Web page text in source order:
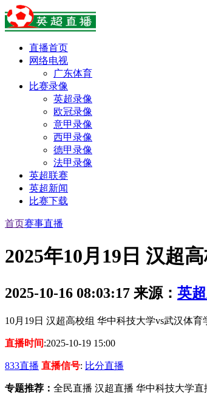
直播首页
网络电视
广东体育
比赛录像
英超录像
欧冠录像
意甲录像
西甲录像
德甲录像
法甲录像
英超联赛
英超新闻
比赛下载
首页赛事直播
2025年10月19日 汉超
2025-10-16 08:03:17 来源： 英
10月19日 汉超高校组 华中科技大学vs武汉体育
直播时间:2025-10-19 15:00
833直播 直播信号: 比分直播
专题推荐： 全民直播 汉超直播 华中科技大学